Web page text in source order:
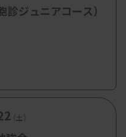
ジュニアコース）
（土）